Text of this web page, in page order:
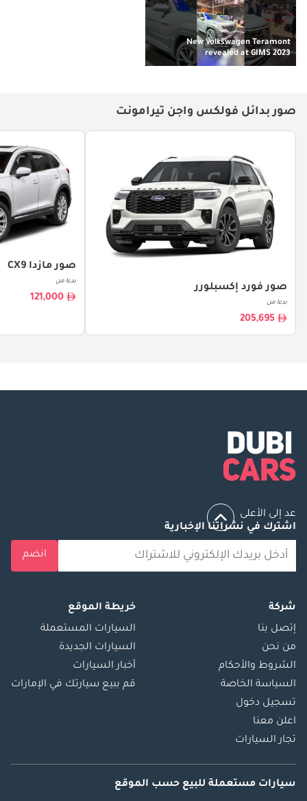
New Volkswagen Teramont
revealed at GIMS 2023
صور بدائل فولكس واجن تيرامونت
صور فورد إكسبلورر
بدءا من
205,695
صور مازدا CX9
بدءا من
121,000
عد إلى الأعلى
اشترك في نشراتنا الإخبارية
انضم
شركة
إتصل بنا
من نحن
الشروط والأحكام
السياسة الخاصة
تسجيل دخول
اعلن معنا
تجار السيارات
خريطة الموقع
السيارات المستعملة
السيارات الجديدة
أخبار السيارات
قم ببيع سيارتك في الإمارات
سيارات مستعملة للبيع حسب الموقع